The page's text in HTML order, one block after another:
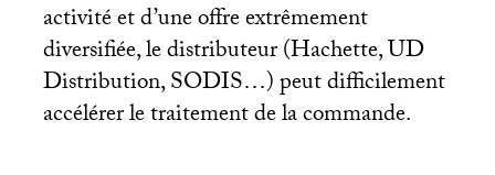
activité et d’une offre extrêmement
diversifiée, le distributeur (Hachette,UD
Distribution,SODIS…) peut difficilement
accélérer le traitement de la commande.